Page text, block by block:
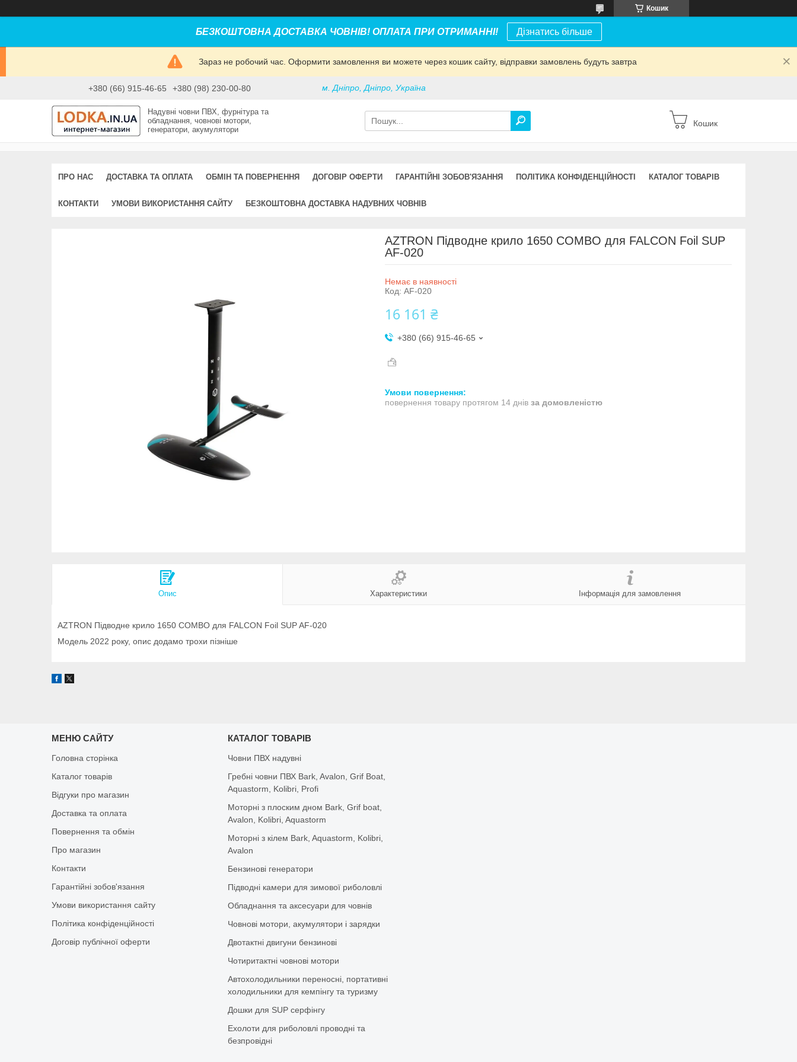
Кошик
БЕЗКОШТОВНА ДОСТАВКА ЧОВНІВ! ОПЛАТА ПРИ ОТРИМАННІ! Дізнатись більше
Зараз не робочий час. Оформити замовлення ви можете через кошик сайту, відправки замовлень будуть завтра
+380 (66) 915-46-65 +380 (98) 230-00-80 м. Дніпро, Дніпро, Україна
Надувні човни ПВХ, фурнітура та
обладнання, човнові мотори,
генератори, акумулятори
Кошик
ПРО НАС ДОСТАВКА ТА ОПЛАТА ОБМІН ТА ПОВЕРНЕННЯ ДОГОВІР ОФЕРТИ ГАРАНТІЙНІ ЗОБОВ'ЯЗАННЯ ПОЛІТИКА КОНФІДЕНЦІЙНОСТІ КАТАЛОГ ТОВАРІВ
КОНТАКТИ УМОВИ ВИКОРИСТАННЯ САЙТУ БЕЗКОШТОВНА ДОСТАВКА НАДУВНИХ ЧОВНІВ
AZTRON Підводне крило 1650 COMBO для FALCON Foil SUP
AF-020
Немає в наявності
Код: AF-020
16 161 ₴
+380 (66) 915-46-65
повернення товару протягом 14 днів за домовленістю
Опис Характеристики Інформація для замовлення
AZTRON Підводне крило 1650 COMBO для FALCON Foil SUP AF-020
Модель 2022 року, опис додамо трохи пізніше
МЕНЮ САЙТУ
Головна сторінка
Каталог товарів
Відгуки про магазин
Доставка та оплата
Повернення та обмін
Про магазин
Контакти
Гарантійні зобов'язання
Умови використання сайту
Політика конфіденційності
Договір публічної оферти
КАТАЛОГ ТОВАРІВ
Човни ПВХ надувні
Гребні човни ПВХ Bark, Avalon, Grif Boat,
Aquastorm, Kolibri, Profi
Моторні з плоским дном Bark, Grif boat,
Avalon, Kolibri, Aquastorm
Моторні з кілем Bark, Aquastorm, Kolibri,
Avalon
Бензинові генератори
Підводні камери для зимової риболовлі
Обладнання та аксесуари для човнів
Човнові мотори, акумулятори і зарядки
Двотактні двигуни бензинові
Чотиритактні човнові мотори
Автохолодильники переносні, портативні
холодильники для кемпінгу та туризму
Дошки для SUP серфінгу
Ехолоти для риболовлі проводні та
безпровідні